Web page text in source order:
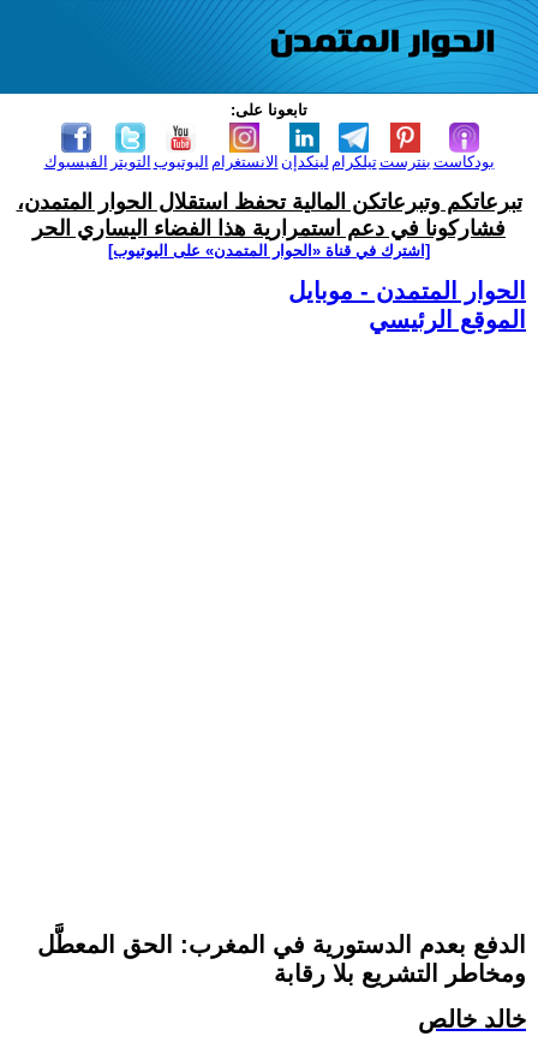
تابعونا على:
الفيسبوك التويتر اليوتيوب الانستغرام لينكدإن تيلكرامبنترست بودكاست
تبرعاتكم وتبرعاتكن المالية تحفظ استقلال الحوار المتمدن،
فشاركونا في دعم استمرارية هذا الفضاء اليساري الحر
[اشترك في قناة ‫«الحوار المتمدن» على اليوتيوب]
الحوار المتمدن - موبايل
الموقع الرئيسي
الدفع بعدم الدستورية في المغرب: الحق المعطَّل
ومخاطر التشريع بلا رقابة
خالد خالص